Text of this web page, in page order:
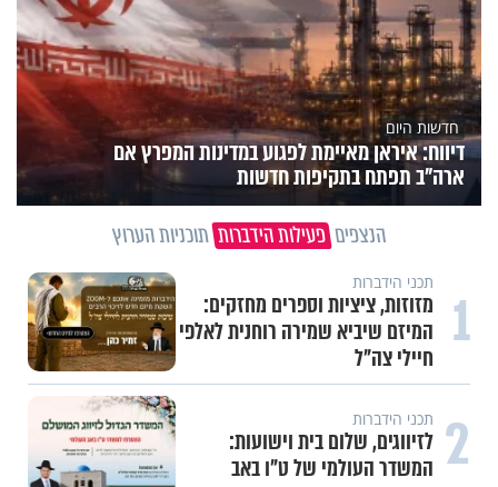
חדשות היום
דיווח: איראן מאיימת לפגוע במדינות המפרץ אם
ארה"ב תפתח בתקיפות חדשות
הנצפים פעילות הידברות תוכניות הערוץ
1 תכני הידברות
מזוזות, ציציות וספרים מחזקים:
המיזם שיביא שמירה רוחנית לאלפי
חיילי צה"ל
2 תכני הידברות
לזיווגים, שלום בית וישועות:
המשדר העולמי של ט"ו באב